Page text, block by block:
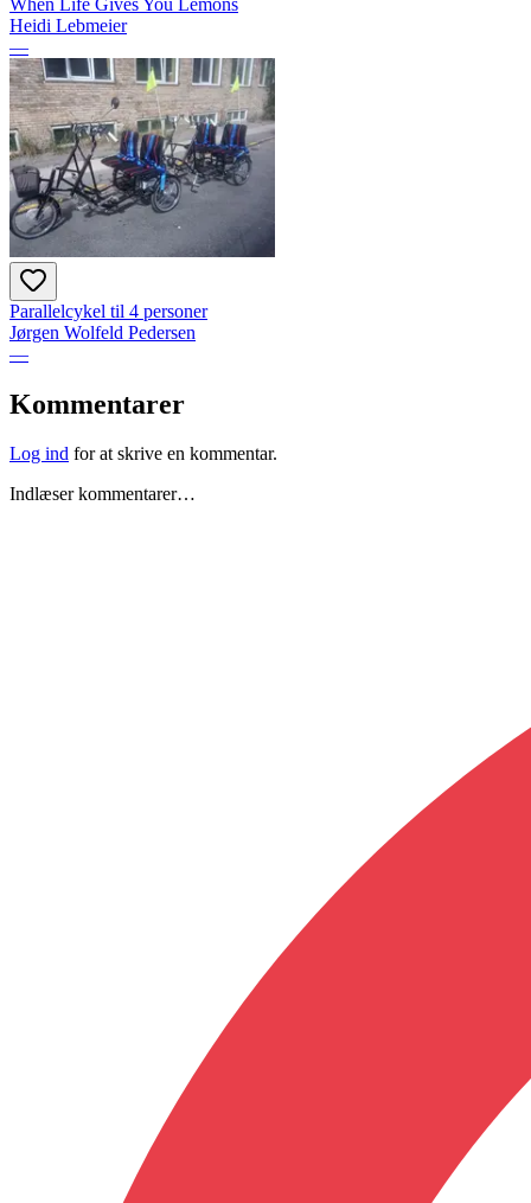
Heidi Lebmeier
—
Parallelcykel til 4 personer
Jørgen Wolfeld Pedersen
—
Kommentarer
Log ind for at skrive en kommentar.
Indlæser kommentarer…